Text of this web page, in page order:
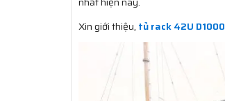
Xin giới thiệu, tủ rack 42U D1000